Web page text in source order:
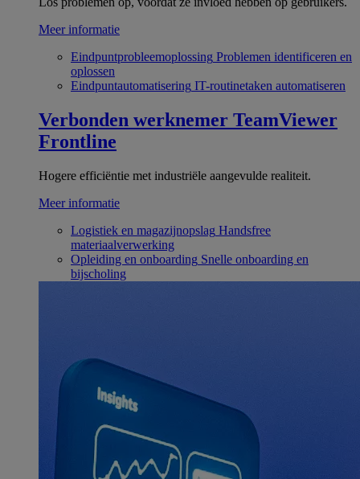
Meer informatie
Eindpuntprobleemoplossing Problemen identificeren en
oplossen
Eindpuntautomatisering IT-routinetaken automatiseren
Verbonden werknemer TeamViewer
Frontline
Hogere efficiëntie met industriële aangevulde realiteit.
Meer informatie
Logistiek en magazijnopslag Handsfree
materiaalverwerking
Opleiding en onboarding Snelle onboarding en
bijscholing